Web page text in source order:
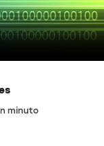
minuto